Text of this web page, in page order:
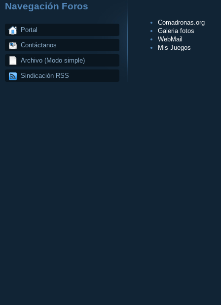
Navegación Foros
Portal
Contáctanos
Archivo (Modo simple)
Sindicación RSS
Comadronas.org
Galeria fotos
WebMail
Mis Juegos